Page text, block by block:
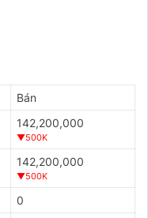
Bán
142,200,000
▼500K
142,200,000
▼500K
0